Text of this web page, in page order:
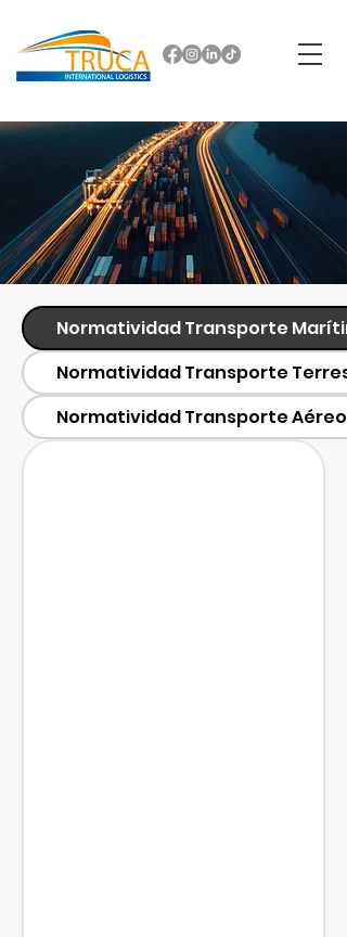
Normatividad Transporte
Normatividad Transporte
Normatividad Transporte Aéreo